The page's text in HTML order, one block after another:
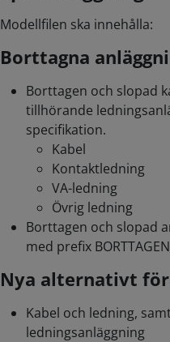
Modellfilen ska innehålla:
Borttagna
Borttagen och slopad
tillhörande
specifikation.
Kabel
Kontaktledning
VA-ledning
Övrig ledning
Borttagen och slopad
med prefix
Nya alternativt
Kabel och ledning,
ledningsanläggning